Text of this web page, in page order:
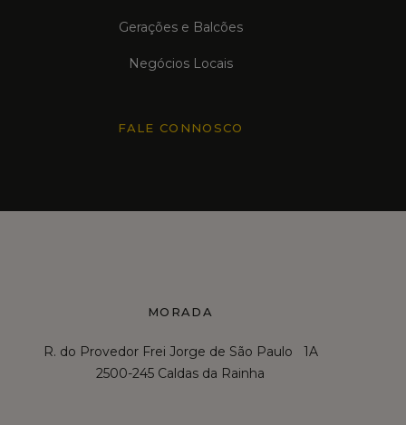
Gerações e Balcões
Negócios Locais
FALE CONNOSCO
MORADA
R. do Provedor Frei Jorge de São Paulo 1A
2500-245 Caldas da Rainha